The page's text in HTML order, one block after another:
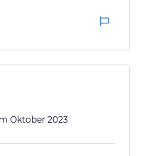
Oktober 2023